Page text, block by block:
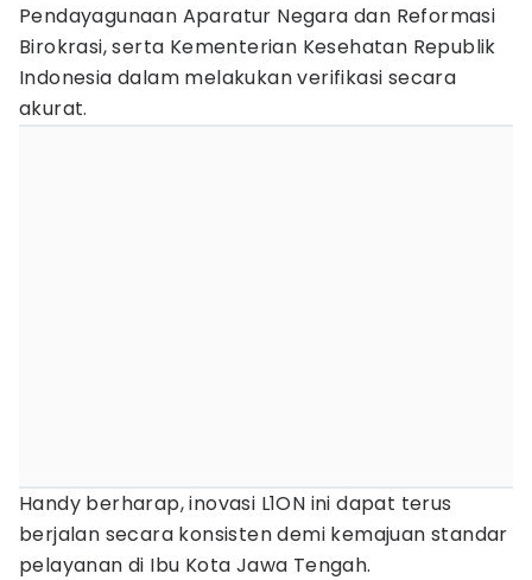
Pendayagunaan Aparatur Negara dan Reformasi
Birokrasi, serta Kementerian Kesehatan Republik
Indonesia dalam melakukan verifikasi secara
akurat.
Handy berharap, inovasi L1ON ini dapat terus
berjalan secara konsisten demi kemajuan standar
pelayanan di Ibu Kota Jawa Tengah.